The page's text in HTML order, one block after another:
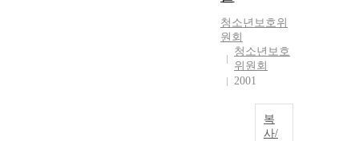
청소년 보호위
원회
청소년보호
위원회
2001
복
사/